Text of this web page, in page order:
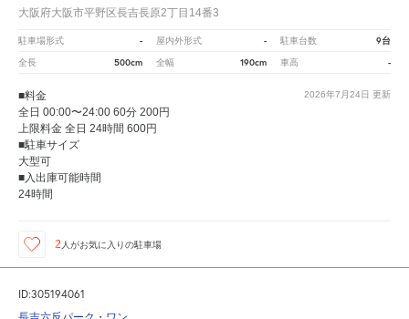
大阪府大阪市平野区長吉長原2丁目14番3
駐車場形式 - 屋内外形式 - 駐車台数 9台
全長 500cm 全幅 190cm 車高 -
2026年7月24日 更新
■料金
全日 00:00〜24:00 60分 200円
上限料金 全日 24時間 600円
■駐車サイズ
大型可
■入出庫可能時間
24時間
2 人がお気に入りの駐車場
ID:305194061